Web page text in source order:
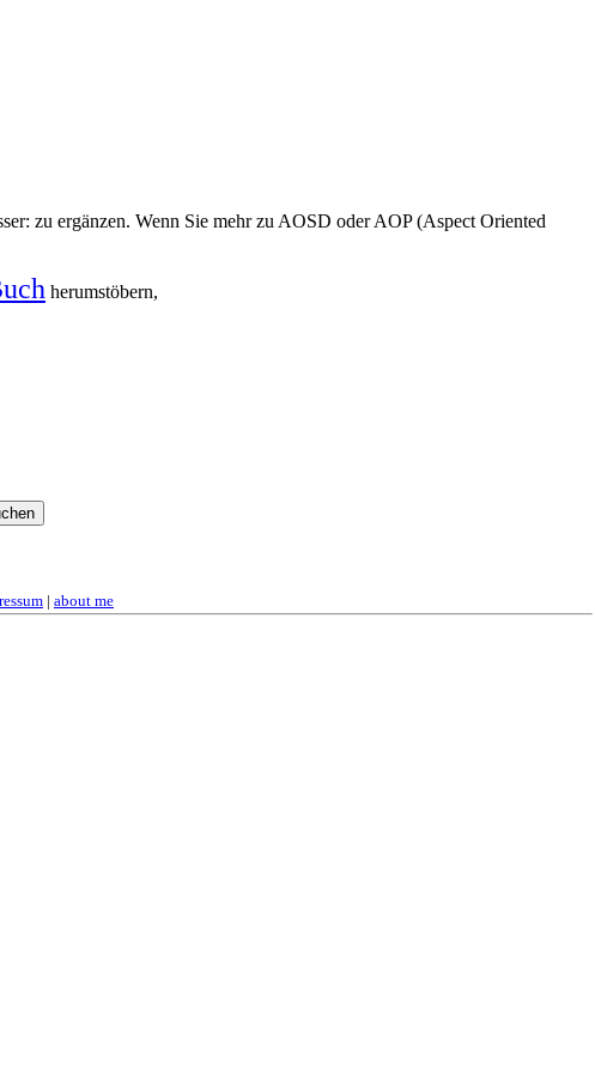
zu ergänzen. Wenn Sie mehr zu AOSD oder AOP (Aspect Oriented
herumstöbern,
| about me